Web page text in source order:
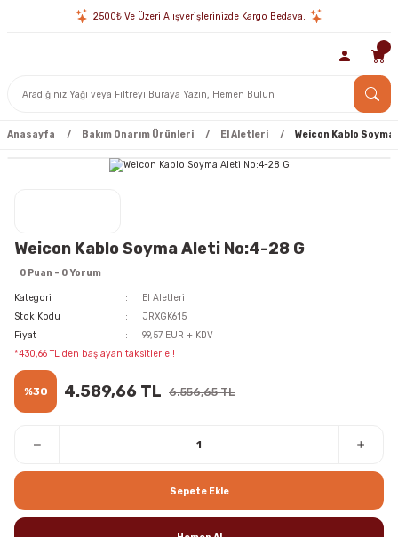
2500₺ Ve Üzeri Alışverişlerinizde Kargo Bedava.
Anasayfa Bakım Onarım Ürünleri El Aletleri Weicon Kablo
Weicon Kablo Soyma Aleti No:4-28 G
0 Puan - 0 Yorum
Kategori
El Aletleri
Stok Kodu
JRXGK615
Fiyat
99,57 EUR + KDV
*430,66 TL den başlayan taksitlerle!!
%30 4.589,66 TL 6.556,65 TL
Sepete Ekle